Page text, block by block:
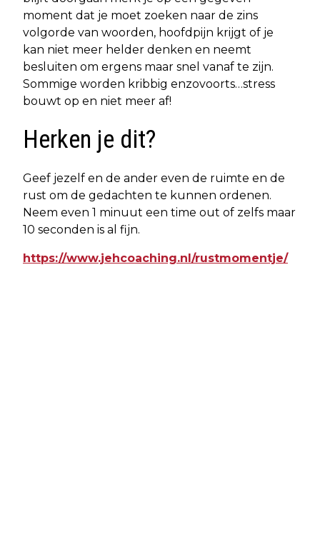
moment dat je moet zoeken naar de zins
volgorde van woorden, hoofdpijn krijgt of je
kan niet meer helder denken en neemt
besluiten om ergens maar snel vanaf te zijn.
Sommige worden kribbig enzovoorts…stress
bouwt op en niet meer af!
Herken je dit?
Geef jezelf en de ander even de ruimte en de
rust om de gedachten te kunnen ordenen.
Neem even 1 minuut een time out of zelfs maar
10 seconden is al fijn.
https://www.jehcoaching.nl/rustmomentje/